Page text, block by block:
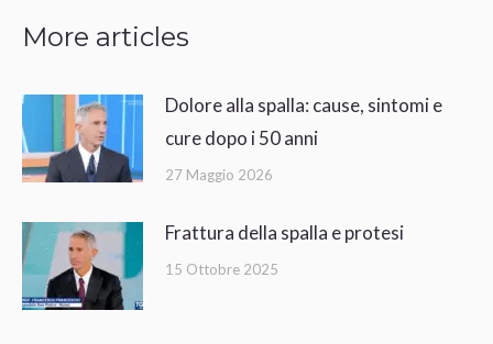
More articles
Dolore alla spalla: cause, sintomi e
cure dopo i 50 anni
27 Maggio 2026
Frattura della spalla e protesi
15 Ottobre 2025